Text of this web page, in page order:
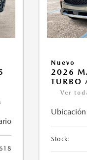
Nuevo
2026
TURBO
Ver
Stock: